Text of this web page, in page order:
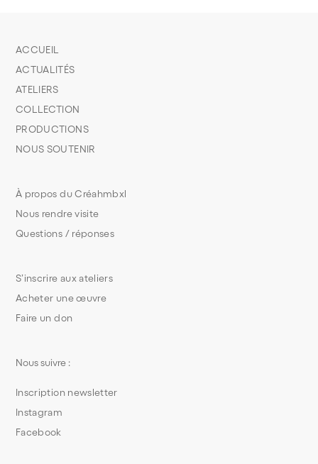
S’inscrire aux ateliers
Acheter une œuvre
Faire un don
À propos du Créahmbxl
Nous rendre visite
Questions / réponses
ACCUEIL
ACTUALITÉS
ATELIERS
COLLECTION
PRODUCTIONS
NOUS SOUTENIR
Nous suivre :
Inscription newsletter
Instagram
Facebook